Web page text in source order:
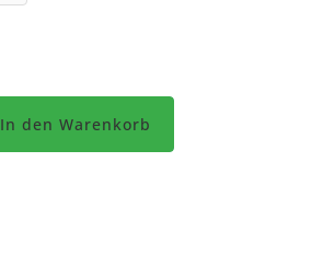
In den Warenkorb